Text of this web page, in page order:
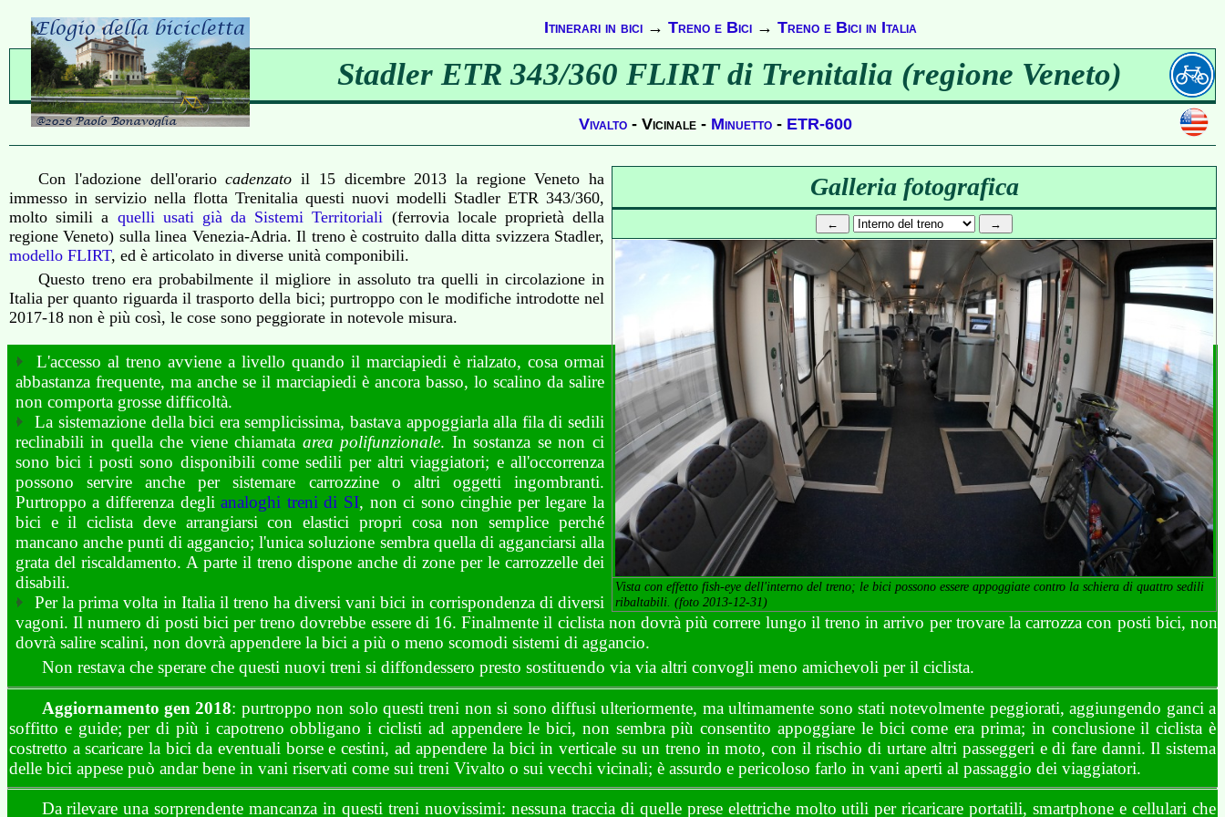
Itinerari in bici→ Treno e Bici→ Treno e Bici in Italia
Stadler ETR 343/360 FLIRT di Trenitalia (regione Veneto)
Vivalto - Vicinale - Minuetto - ETR-600
Galleria fotografica
Vista con effetto fish-eye dell'interno del treno; le bici possono essere appoggiate contro la schiera di quattro sedili
ribaltabili. (foto 2013-12-31)
Con l'adozione dell'orariocadenzato il 15 dicembre 2013 la regione Veneto ha
immesso in servizio nella flotta Trenitalia questi nuovi modelli Stadler ETR 343/360,
molto simili a quelli usati già da Sistemi Territoriali (ferrovia locale proprietà della
regione Veneto) sulla linea Venezia-Adria. Il treno è costruito dalla ditta svizzera Stadler,
modello FLIRT, ed è articolato in diverse unità componibili.
Questo treno era probabilmente il migliore in assoluto tra quelli in circolazione in
Italia per quanto riguarda il trasporto della bici; purtroppo con le modifiche introdotte nel
2017-18 non è più così, le cose sono peggiorate in notevole misura.
L'accesso al treno avviene a livello quando il marciapiedi è rialzato, cosa ormai
abbastanza frequente, ma anche se il marciapiedi è ancora basso, lo scalino da salire
non comporta grosse difficoltà.
La sistemazione della bici era semplicissima, bastava appoggiarla alla fila di sedili
reclinabili in quella che viene chiamata area polifunzionale. In sostanza se non ci
sono bici i posti sono disponibili come sedili per altri viaggiatori; e all'occorrenza
possono servire anche per sistemare carrozzine o altri oggetti ingombranti.
Purtroppo a differenza deglianaloghi treni di SI, non ci sono cinghie per legare la
bici e il ciclista deve arrangiarsi con elastici propri cosa non semplice perché
mancano anche punti di aggancio; l'unica soluzione sembra quella di agganciarsi alla
grata del riscaldamento. A parte il treno dispone anche di zone per le carrozzelle dei
disabili.
Per la prima volta in Italia il treno ha diversi vani bici in corrispondenza di diversi
vagoni. Il numero di posti bici per treno dovrebbe essere di 16. Finalmente il ciclista non dovrà più correre lungo il treno in arrivo per trovare la carrozza con posti bici, non
dovrà salire scalini, non dovrà appendere la bici a più o meno scomodi sistemi di aggancio.
Non restava che sperare che questi nuovi treni si diffondessero presto sostituendo via via altri convogli meno amichevoli per il ciclista.
Aggiornamento gen 2018: purtroppo non solo questi treni non si sono diffusi ulteriormente, ma ultimamente sono stati notevolmente peggiorati, aggiungendo ganci a
soffitto e guide; per di più i capotreno obbligano i ciclisti ad appendere le bici, non sembra più consentito appoggiare le bici come era prima; in conclusione il ciclista è
costretto a scaricare la bici da eventuali borse e cestini, ad appendere la bici in verticale su un treno in moto, con il rischio di urtare altri passeggeri e di fare danni. Il sistema
delle bici appese può andar bene in vani riservati come sui treni Vivalto o sui vecchi vicinali; è assurdo e pericoloso farlo in vani aperti al passaggio dei viaggiatori.
Da rilevare una sorprendente mancanza in questi treni nuovissimi: nessuna traccia di quelle prese elettriche molto utili per ricaricare portatili, smartphone e cellulari che